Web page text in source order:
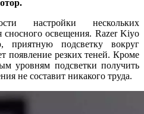
настройки нескольких
сносного освещения. Razer Kiyo
приятную подсветку вокруг
появление резких теней. Кроме
уровням подсветки получить
не составит никакого труда.